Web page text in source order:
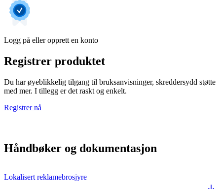
Logg på eller opprett en konto
Registrer produktet
Du har øyeblikkelig tilgang til bruksanvisninger, skreddersydd støtte
med mer. I tillegg er det raskt og enkelt.
Registrer nå
Håndbøker og dokumentasjon
Lokalisert reklamebrosjyre